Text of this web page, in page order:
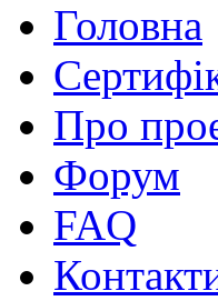
Головна
Про
Форум
FAQ